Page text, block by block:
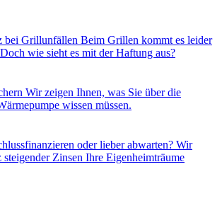
bei Grillunfällen Beim Grillen kommt es leider
wie sieht es mit der Haftung aus?
Wir zeigen Ihnen, was Sie über die
wissen müssen.
oder lieber abwarten? Wir
Zinsen Ihre Eigenheimträume